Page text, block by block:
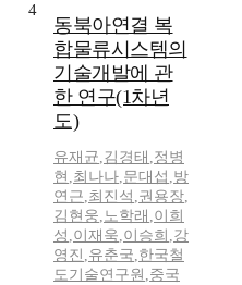
4
동북아연결 복
합물류시스템의
기술개발에 관
한 연구(1차년
도)
유재균,김경태 ,정병
현 ,최나나,문대섭 ,방
연근,최진석 ,권용장,
김현웅,노학래 ,이희
성 ,이재욱,이승희 ,강
영진 ,유춘국,한국철
도기술연구원 ,중국